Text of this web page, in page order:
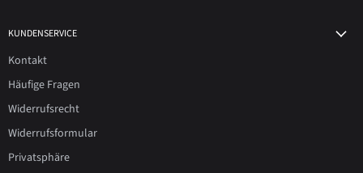
KUNDENSERVICE
Kontakt
Häufige Fragen
Widerrufsrecht
Widerrufsformular
Privatsphäre